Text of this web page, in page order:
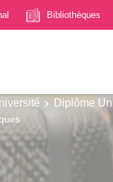
Bibliothèques
Diplôme